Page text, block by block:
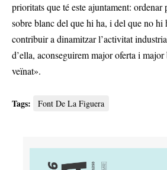
prioritats que té este ajuntament: ordenar
sobre blanc del que hi ha, i del que no
contribuir a dinamitzar l’activitat
d’ella, aconseguirem major oferta i major
veïnat».
Tags: Font De La Figuera